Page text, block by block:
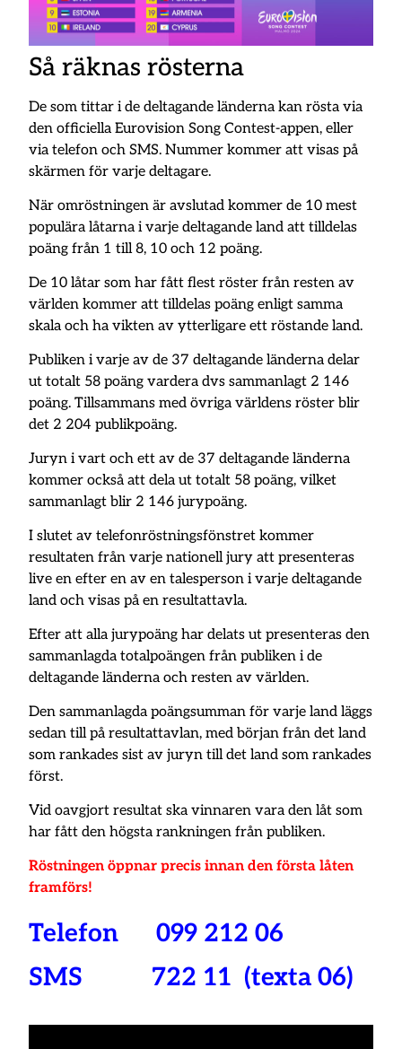
Så räknas rösterna
De som tittar i de deltagande länderna kan rösta via
den officiella Eurovision Song Contest-appen, eller
via telefon och SMS. Nummer kommer att visas på
skärmen för varje deltagare.
När omröstningen är avslutad kommer de 10 mest
populära låtarna i varje deltagande land att tilldelas
poäng från 1 till 8, 10 och 12 poäng.
De 10 låtar som har fått flest röster från resten av
världen kommer att tilldelas poäng enligt samma
skala och ha vikten av ytterligare ett röstande land.
Publiken i varje av de 37 deltagande länderna delar
ut totalt 58 poäng vardera dvs sammanlagt 2 146
poäng. Tillsammans med övriga världens röster blir
det 2 204 publikpoäng.
Juryn i vart och ett av de 37 deltagande länderna
kommer också att dela ut totalt 58 poäng, vilket
sammanlagt blir 2 146 jurypoäng.
I slutet av telefonröstningsfönstret kommer
resultaten från varje nationell jury att presenteras
live en efter en av en talesperson i varje deltagande
land och visas på en resultattavla.
Efter att alla jurypoäng har delats ut presenteras den
sammanlagda totalpoängen från publiken i de
deltagande länderna och resten av världen.
Den sammanlagda poängsumman för varje land läggs
sedan till på resultattavlan, med början från det land
som rankades sist av juryn till det land som rankades
först.
Vid oavgjort resultat ska vinnaren vara den låt som
har fått den högsta rankningen från publiken.
Röstningen öppnar precis innan den första låten
framförs!
Telefon 099 212 06
SMS 722 11 (texta 06)